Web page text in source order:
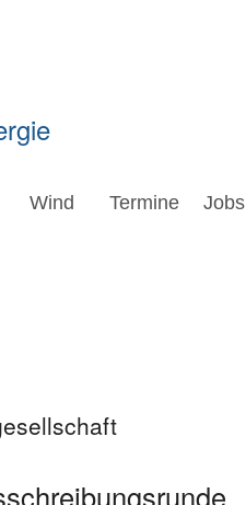
Wind Termine Jobs